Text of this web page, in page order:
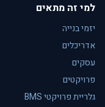
למי זה מתאים
יזמי בנייה
אדריכלים
עסקים
פרויקטים
גלריית פרויקטי BMS